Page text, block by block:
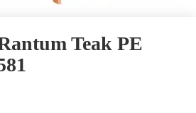
Teak PE